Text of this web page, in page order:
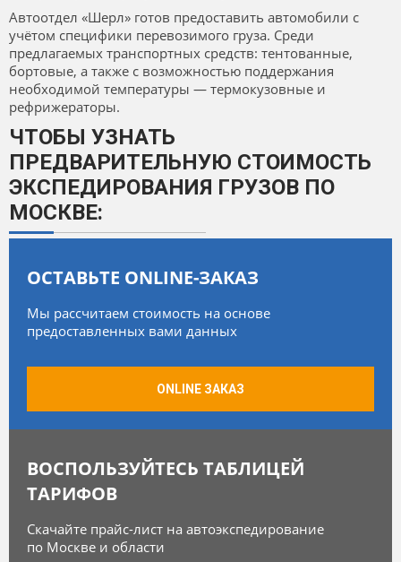
Автоотдел «Шерл» готов предоставить автомобили с
учётом специфики перевозимого груза. Среди
предлагаемых транспортных средств: тентованные,
бортовые, а также с возможностью поддержания
необходимой температуры — термокузовные и
рефрижераторы.
ЧТОБЫ УЗНАТЬ
ПРЕДВАРИТЕЛЬНУЮ СТОИМОСТЬ
ЭКСПЕДИРОВАНИЯ ГРУЗОВ ПО
МОСКВЕ:
ОСТАВЬТЕ ONLINE-ЗАКАЗ
Мы рассчитаем стоимость на основе
предоставленных вами данных
ONLINE ЗАКАЗ
ВОСПОЛЬЗУЙТЕСЬ ТАБЛИЦЕЙ
ТАРИФОВ
Скачайте прайс-лист на автоэкспедирование
по Москве и области